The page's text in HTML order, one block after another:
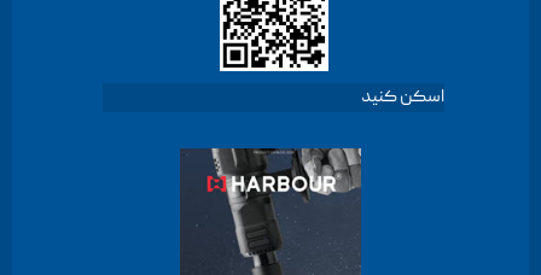
اسکن کنید